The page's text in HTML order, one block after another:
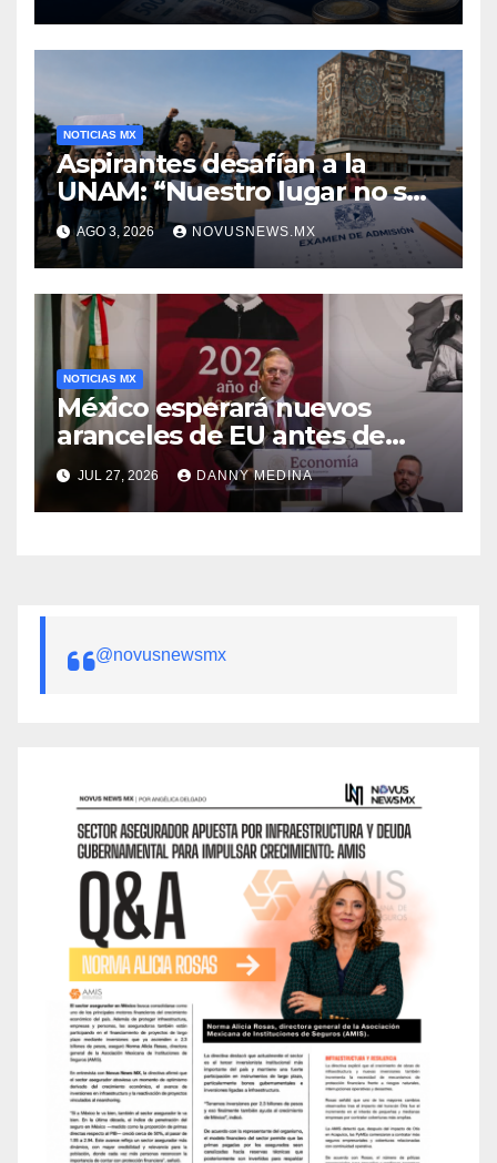
NOTICIAS MX
Aspirantes desafían a la
UNAM: “Nuestro lugar no se
negocia”
AGO 3, 2026 NOVUSNEWS.MX
NOTICIAS MX
México esperará nuevos
aranceles de EU antes de
volver a negociar el T-MEC:
Ebrard
JUL 27, 2026 DANNY MEDINA
@novusnewsmx